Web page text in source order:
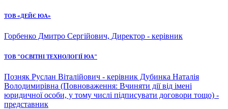
ТОВ «ДЕЙЄ ЮА»
Горбенко Дмитро Сергійович, Директор - керівник
ТОВ "ОСВІТНІ ТЕХНОЛОГІЇ ЮА"
Позняк Руслан Віталійович - керівник Дубинка Наталія
Володимирівна (Повноваження: Вчиняти дії від імені
юридичної особи, у тому числі підписувати договори тощо) -
представник